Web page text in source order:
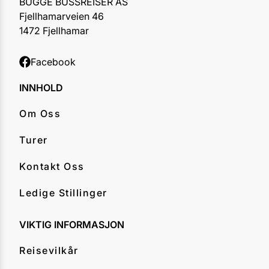
Fjellhamarveien 46
1472 Fjellhamar
Facebook
INNHOLD
Om Oss
Turer
Kontakt Oss
Ledige Stillinger
VIKTIG INFORMASJON
Reisevilkår